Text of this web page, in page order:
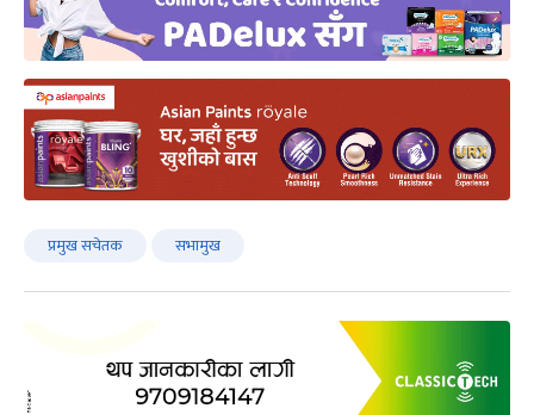
प्रमुख सचेतक सभामुख